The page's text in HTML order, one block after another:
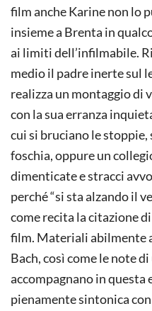
film anche Karine non lo
insieme a Brenta in
ai limiti dell’infilmabile.
medio il padre inerte sul
realizza un montaggio di
con la sua erranza
cui si bruciano le
foschia, oppure un
dimenticate e stracci
perché “si sta alzando il
come recita la citazione
film. Materiali abilmente
Bach, così come le note di
accompagnano in questa
pienamente sintonica